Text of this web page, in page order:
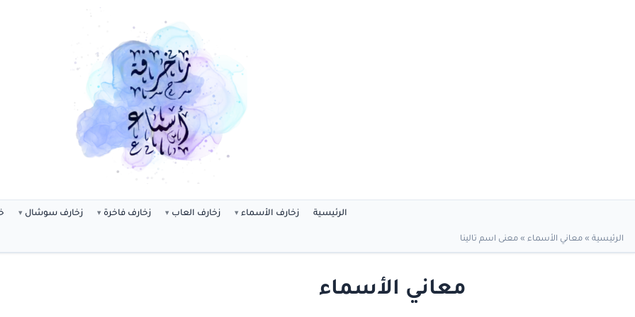
الرئيسية زخارف الأسماء زخارف العاب زخارف فاخرة زخارف سوشال
الرئيسية » معاني الأسماء » معنى اسم تالينا
معاني الأسماء